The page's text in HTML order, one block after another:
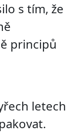
s tím, že
principů
letech